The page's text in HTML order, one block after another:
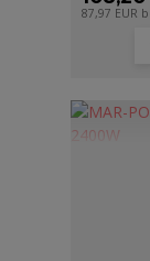
87,97 EUR